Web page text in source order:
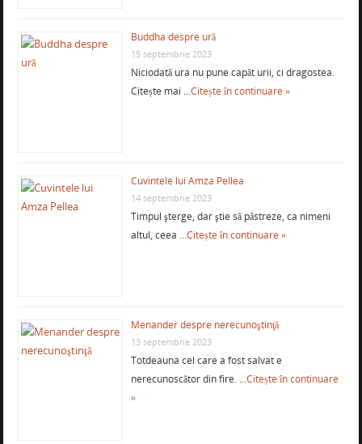
Buddha despre ură
15 septembrie 2023
Niciodată ura nu pune capăt urii, ci dragostea.
Citește mai …Citește în continuare »
Cuvintele lui Amza Pellea
14 septembrie 2023
Timpul şterge, dar ştie să păstreze, ca nimeni
altul, ceea …Citește în continuare »
Menander despre nerecunoştinţă
13 septembrie 2023
Totdeauna cel care a fost salvat e
nerecunoscător din fire. …Citește în continuare
»